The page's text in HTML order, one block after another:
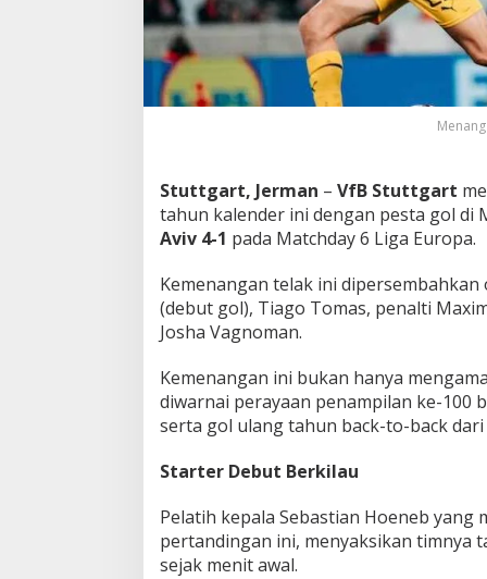
g
e
l
K
a
n
g
T
e
k
S
t
u
t
r
t
Stuttgart, Jerman – VfB Stuttgart
tahun kalender ini dengan pesta gol di
Aviv 4-1 pada Matchday 6 Liga Europa.
Kemenangan telak ini
(debut gol), Tiago Tomas, penalti
Josha Vagnoman.
Kemenangan ini bukan hanya
diwarnai perayaan penampilan ke-100
serta gol ulang tahun back-to-back dari
Starter Debut Berkilau
Pelatih kepala Sebastian Hoeneb yang
pertandingan ini, menyaksikan timnya
sejak menit awal.